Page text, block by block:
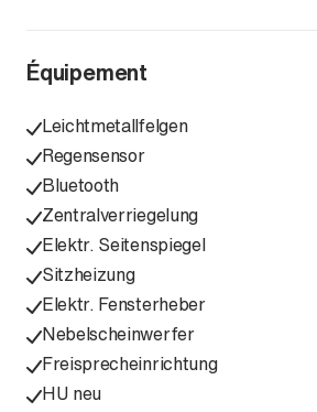
Équipement
Leichtmetallfelgen
Regensensor
Bluetooth
Zentralverriegelung
Elektr. Seitenspiegel
Sitzheizung
Elektr. Fensterheber
Nebelscheinwerfer
Freisprecheinrichtung
HU neu